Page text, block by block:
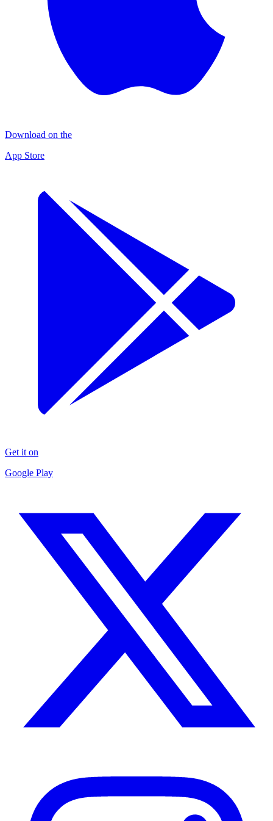
Download on the
App Store
Get it on
Google Play